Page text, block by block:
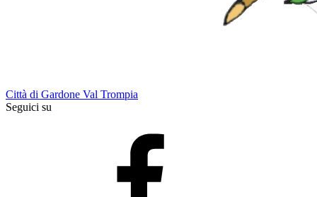
Città di Gardone Val Trompia
Seguici su